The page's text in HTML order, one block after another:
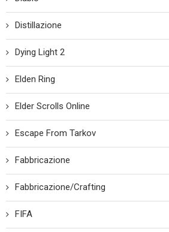
Distillazione
Dying Light 2
Elden Ring
Elder Scrolls Online
Escape From Tarkov
Fabbricazione
Fabbricazione/Crafting
FIFA